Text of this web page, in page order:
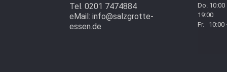
Tel. 0201 7474884
eMail: info@salzgrotte-
essen.de
Do.
19:00
Fr. 10:00